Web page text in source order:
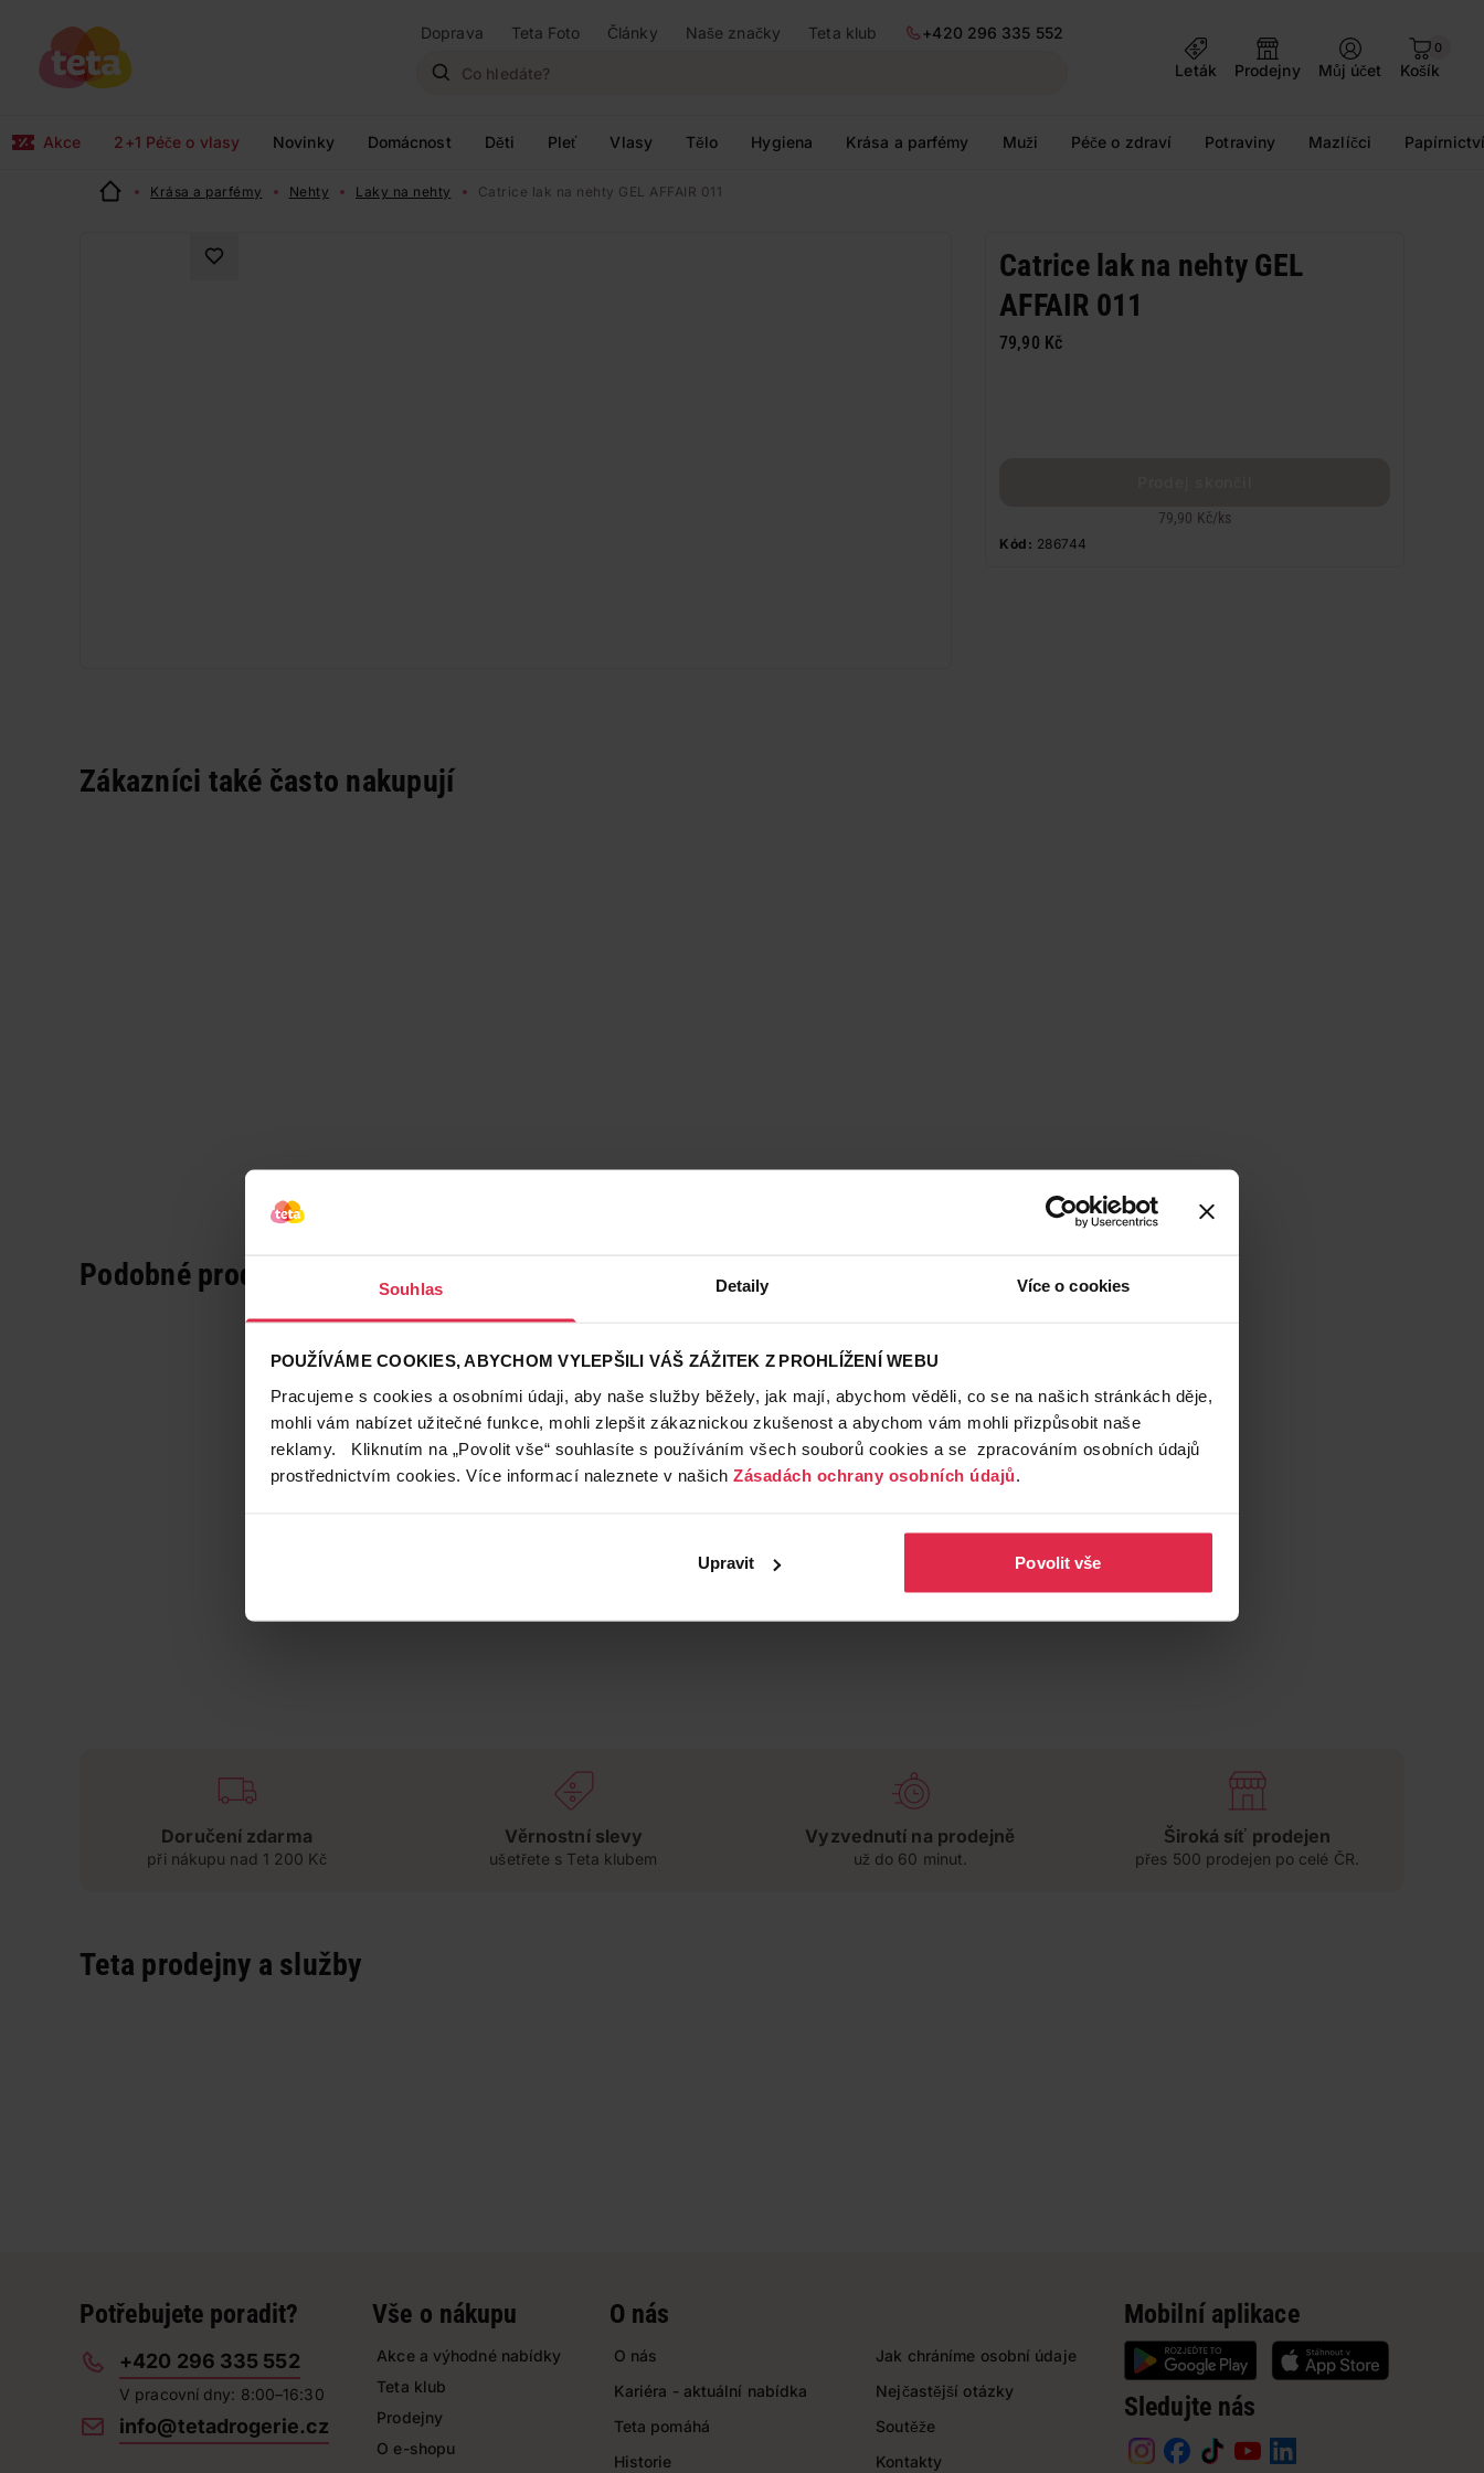
Souhlas Detaily Více o cookies
POUŽÍVÁME COOKIES, ABYCHOM VYLEPŠILI VÁŠ ZÁŽITEK Z PROHLÍŽENÍ WEBU
Pracujeme s cookies a osobními údaji, aby naše služby běžely, jak mají, abychom věděli, co se na našich stránkách děje,
mohli vám nabízet užitečné funkce, mohli zlepšit zákaznickou zkušenost a abychom vám mohli přizpůsobit naše
reklamy. Kliknutím na „Povolit vše“ souhlasíte s používáním všech souborů cookies a se zpracováním osobních údajů
prostřednictvím cookies. Více informací naleznete v našich Zásadách ochrany osobních údajů.
Upravit Povolit vše
Doprava Teta Foto Články Naše značky Teta klub
+420 296 335 552
Leták
Prodejny Můj účet
0
Košík
Akce 2+1 Péče o vlasy Novinky Domácnost Děti Pleť Vlasy Tělo Hygiena Krása a parfémy Muži Péče o zdraví Potraviny Mazlíčci
Krása a parfémy Nehty Laky na nehty Catrice lak na nehty GEL AFFAIR 011
Catrice lak na nehty GEL
AFFAIR 011
79,90 Kč
79,90 Kč/ks
Kód: 286744
Zákazníci také často nakupují
Podobné produkty
Doručení zdarma
při nákupu nad 1 200 Kč
Věrnostní slevy
ušetřete s Teta klubem
Vyzvednutí na prodejně
už do 60 minut.
Široká síť prodejen
přes 500 prodejen po celé ČR.
Teta prodejny a služby
Potřebujete poradit?
+420 296 335 552
V pracovní dny: 8:00–16:30
info@tetadrogerie.cz
Vše o nákupu
Akce a výhodné nabídky
Teta klub
Prodejny
O e-shopu
O nás
O nás
Kariéra - aktuální nabídka
Teta pomáhá
Historie
Jak chráníme osobní údaje
Nejčastější otázky
Soutěže
Kontakty
Mobilní aplikace
Sledujte nás